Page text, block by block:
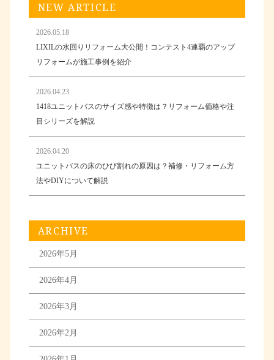
NEW ARTICLE
2026.05.18
LIXILの水回りリフォーム大公開！コンテスト4連覇のアップ
リフォームが施工事例を紹介
2026.04.23
1418ユニットバスのサイズ感や特徴は？リフォーム価格や注
目シリーズを解説
2026.04.20
ユニットバスの床のひび割れの原因は？補修・リフォーム方
法やDIYについて解説
ARCHIVE
2026年5月
2026年4月
2026年3月
2026年2月